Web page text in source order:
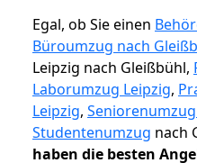
Egal, ob Sie einen
Büroumzug nach
Leipzig nach Gleißbühl,
Laborumzug Leipzig,
Leipzig,
Studentenumzug nach
haben die besten